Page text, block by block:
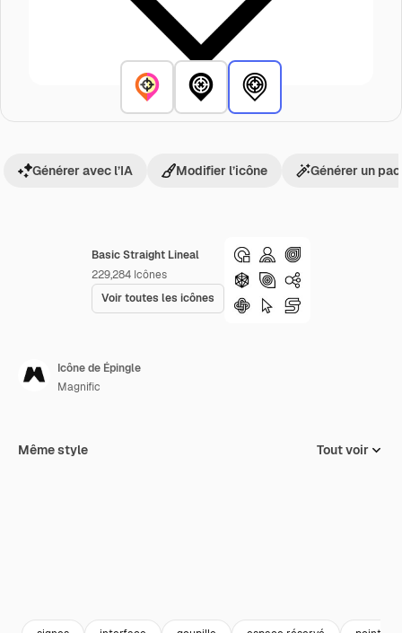
Basic Straight Lineal
229,284 Icônes
Voir toutes les icônes
Générer avec l’IA Modifier l’icône Générer un
Icône de Épingle
Magnific
Même style Tout voir